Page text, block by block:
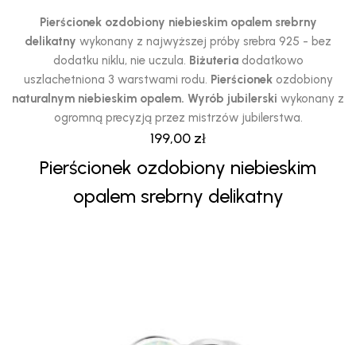
Pierścionek ozdobiony niebieskim
opalem srebrny delikatny
199,00 zł
Pierścionek ozdobiony niebieskim opalem srebrny
delikatny wykonany z najwyższej próby srebra 925 - bez
dodatku niklu, nie uczula. Biżuteriadodatkowo
uszlachetniona 3 warstwami rodu. Pierścionekozdobiony
naturalnym niebieskim opalem. Wyrób jubilerski wykonany z
ogromną precyzją przez mistrzów jubilerstwa.
ma
wiele
wariantów.
Opcje
można
wybrać
na
produktu